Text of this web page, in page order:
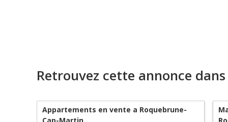
Retrouvez cette annonce dans
Appartements en vente a Roquebrune-